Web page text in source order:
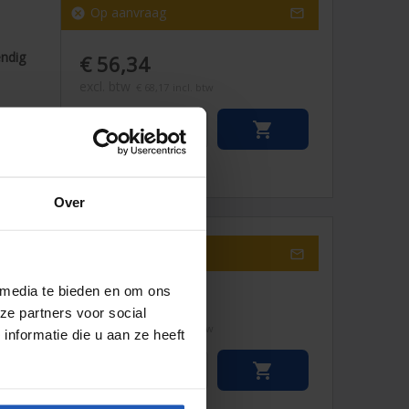
Over
te bieden en om ons
partners voor social
die u aan ze heeft

cancel Op aanvraag
€ 56,34
 

€ 41,82
excl. btw € 50,60 incl. btw